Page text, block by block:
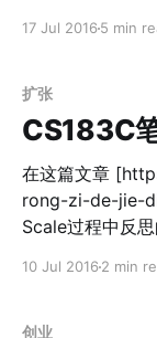
看课程的时候，公司
Diane Greene也
拟技术上有一些
VMWare一番事业； 16课中Reed Hastings
Netflix的时候，
体，然而并没有
呢？ 17课中现在的Yahho CEO Marissa Mayer在Google
17 Jul 2016 5 min
扩张
CS183C
在这篇文章
rong-zi-de-jie-
Scale过程中反
Market-Fit ，再
10 Jul 2016 2 min
创业